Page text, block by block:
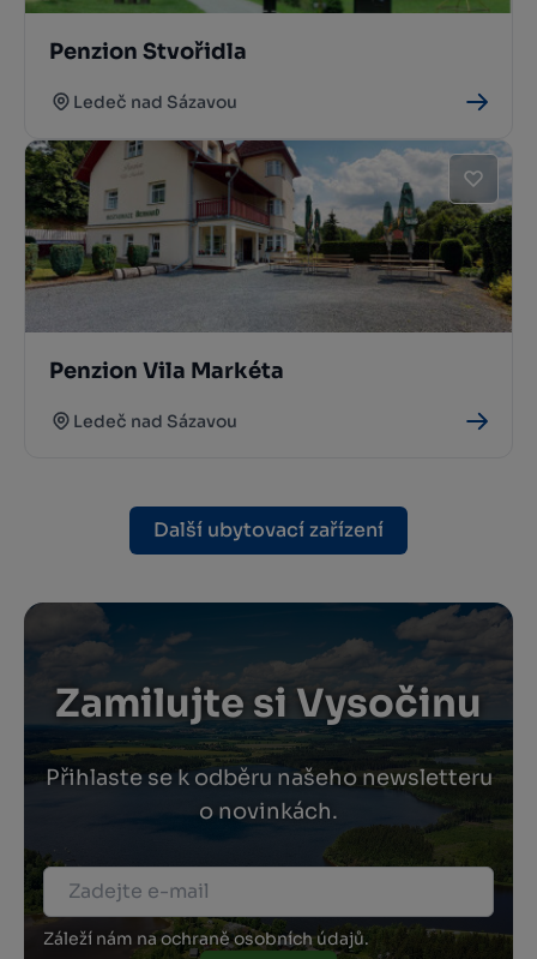
Penzion Stvořidla
Ledeč nad Sázavou
Penzion Vila Markéta
Ledeč nad Sázavou
Další ubytovací zařízení
Zamilujte si Vysočinu
Přihlaste se k odběru našeho newsletteru
o novinkách.
Záleží nám na ochraně osobních údajů.